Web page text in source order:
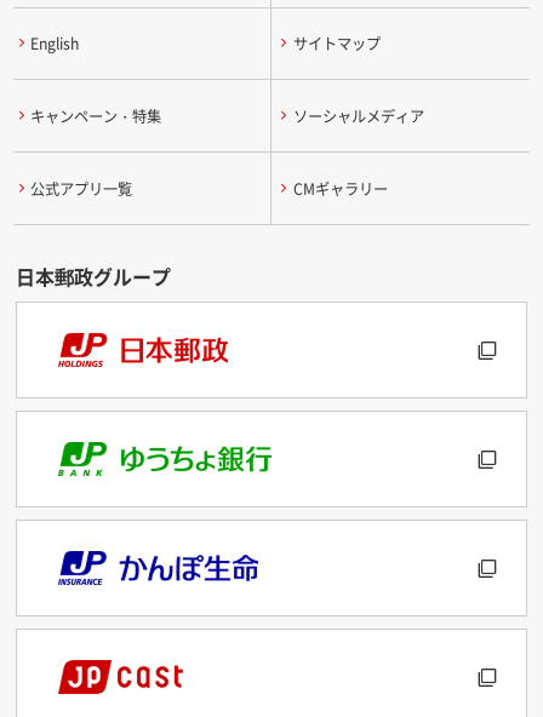
English サイトマップ
キャンペーン・特集 ソーシャルメディア
公式アプリ一覧 CMギャラリー